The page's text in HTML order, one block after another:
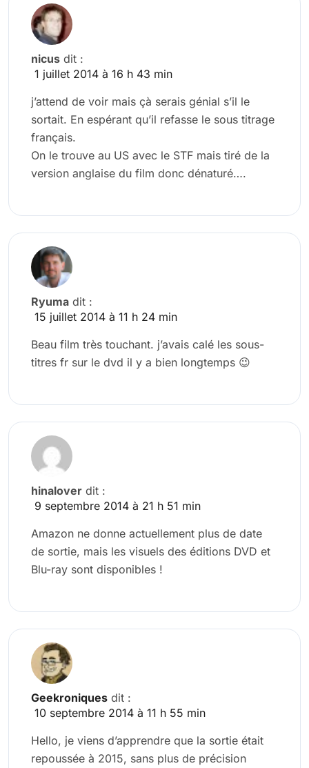
nicus dit :
1 juillet 2014 à 16 h 43 min
j’attend de voir mais çà serais génial s’il le
sortait. En espérant qu’il refasse le sous titrage
français.
On le trouve au US avec le STF mais tiré de la
version anglaise du film donc dénaturé….
Ryuma dit :
15 juillet 2014 à 11 h 24 min
Beau film très touchant. j’avais calé les sous-
titres fr sur le dvd il y a bien longtemps 😉
hinalover dit :
9 septembre 2014 à 21 h 51 min
Amazon ne donne actuellement plus de date
de sortie, mais les visuels des éditions DVD et
Blu-ray sont disponibles !
Geekroniques dit :
10 septembre 2014 à 11 h 55 min
Hello, je viens d’apprendre que la sortie était
repoussée à 2015, sans plus de précision